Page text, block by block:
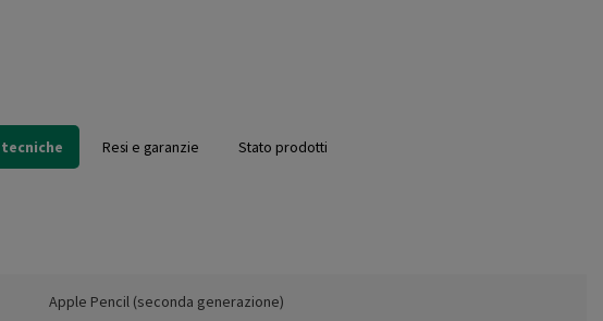
Resi e garanzie Stato prodotti
Apple Pencil (seconda generazione)